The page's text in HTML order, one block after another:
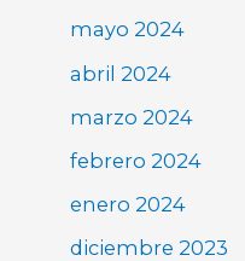
mayo 2024
abril 2024
marzo 2024
febrero 2024
enero 2024
diciembre 2023